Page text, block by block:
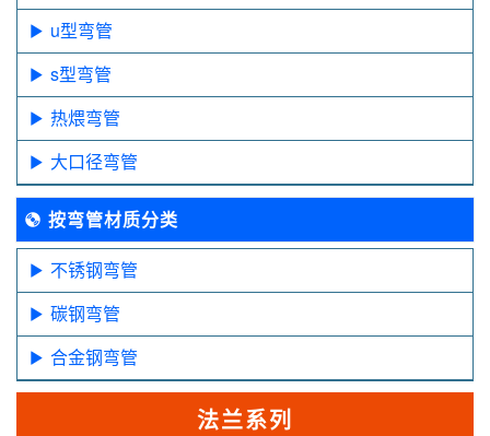
u型弯管
s型弯管
热煨弯管
大口径弯管
按弯管材质分类
不锈钢弯管
碳钢弯管
合金钢弯管
法兰系列